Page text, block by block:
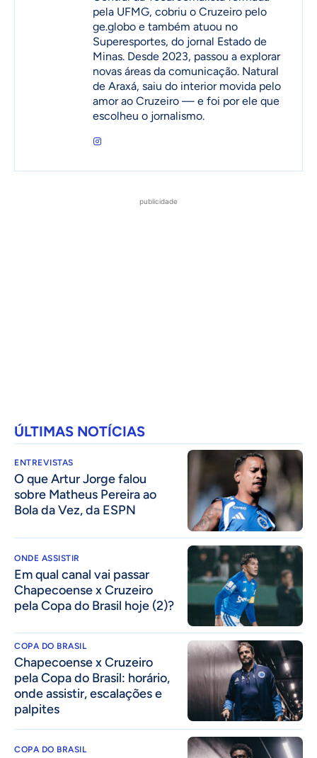
pela UFMG, cobriu o Cruzeiro pelo
ge.globo e também atuou no
Superesportes, do jornal Estado de
Minas. Desde 2023, passou a explorar
novas áreas da comunicação. Natural
de Araxá, saiu do interior movida pelo
amor ao Cruzeiro — e foi por ele que
escolheu o jornalismo.
publicidade
ÚLTIMAS NOTÍCIAS
ENTREVISTAS
O que Artur Jorge falou
sobre Matheus Pereira ao
Bola da Vez, da ESPN
ONDE ASSISTIR
Em qual canal vai passar
Chapecoense x Cruzeiro
pela Copa do Brasil hoje (2)?
COPA DO BRASIL
Chapecoense x Cruzeiro
pela Copa do Brasil: horário,
onde assistir, escalações e
palpites
COPA DO BRASIL